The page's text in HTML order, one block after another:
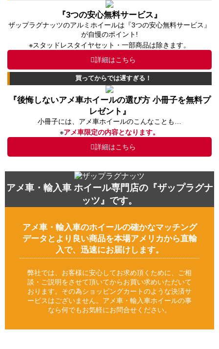
『3つの安心無料サービス』
ザップラグナッツのアルミホイールは『3つの安心無料サービス』
が自慢のポイント!
※スタッドレスタイヤセット・一部商品は除きます。
詳細はこちら
買ってからでは遅すぎる！
『後悔しないアメ車ホイールの選び方 小冊子を無料プ
レゼント』
小冊子には、アメ車ホイールのこんなことも…
※アメ車限定の内容となります。
詳細はこちら
アメ車・輸入車 ホイール専門店の『ザップラグナ
ッツ』です。
アメ車・輸入車のホイールの確かなマッチング
データとより良い商品を本場アメリカから直輸
入で、迅速にお届けします。
弊社では、お客様に安心してお求め頂くために、ご相
談・ご説明をさせて頂いてからお買い求めいただいて
おります。その為ショッピングカートのような決済サ
ービスはございません。アメ車・輸入車ホイールの事
なら何でもお気軽にお問合せください。